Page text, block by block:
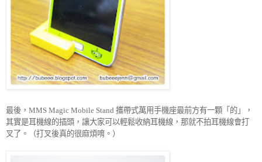
最後， MMS Magic Mobile Stand 攜帶式萬用手機座最前方有一顆「的」，
其實是耳機線的插頭，讓大家可以輕鬆收納耳機線，那就不拍耳機線會打
叉了。（打叉後真的很麻煩唷。）